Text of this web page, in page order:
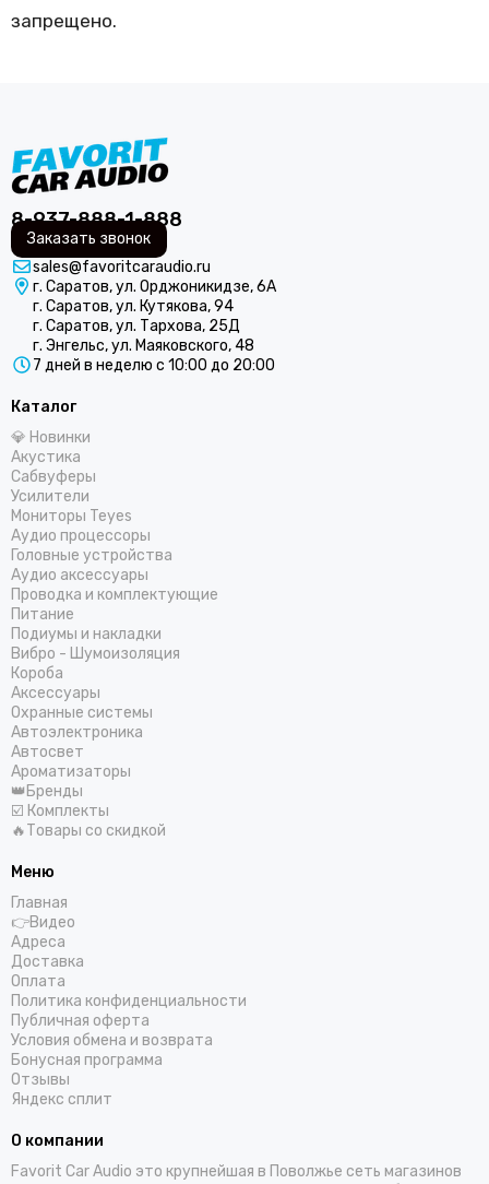
запрещено.
8-937-888-1-888
Заказать звонок
sales@favoritcaraudio.ru
г. Саратов, ул. Орджоникидзе, 6А
г. Саратов, ул. Кутякова, 94
г. Саратов, ул. Тархова, 25Д
г. Энгельс, ул. Маяковского, 48
7 дней в неделю с 10:00 до 20:00
Каталог
💎 Новинки
Акустика
Сабвуферы
Усилители
Мониторы Teyes
Аудио процессоры
Головные устройства
Аудио аксессуары
Проводка и комплектующие
Питание
Подиумы и накладки
Вибро - Шумоизоляция
Короба
Аксессуары
Охранные системы
Автоэлектроника
Автосвет
Ароматизаторы
👑Бренды
☑️ Комплекты
🔥Товары со скидкой
Меню
Главная
👉Видео
Адреса
Доставка
Оплата
Политика конфиденциальности
Публичная оферта
Условия обмена и возврата
Бонусная программа
Отзывы
Яндекс сплит
О компании
Favorit Car Audio это крупнейшая в Поволжье сеть магазинов